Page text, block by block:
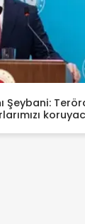
Şeybani: